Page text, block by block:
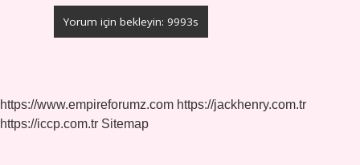
https://www.empireforumz.com https://jackhenry.com.tr
https://iccp.com.tr Sitemap